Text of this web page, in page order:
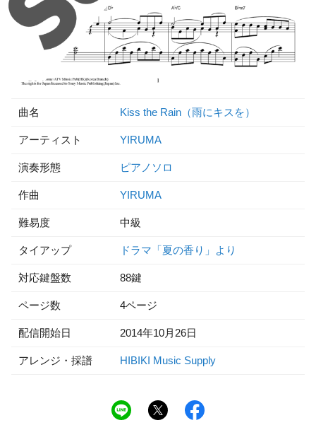
曲名 Kiss the Rain（雨にキスを）
アーティスト YIRUMA
演奏形態 ピアノソロ
作曲 YIRUMA
難易度 中級
タイアップ ドラマ「夏の香り」より
対応鍵盤数 88鍵
ページ数 4ページ
配信開始日 2014年10月26日
アレンジ・採譜 HIBIKI Music Supply